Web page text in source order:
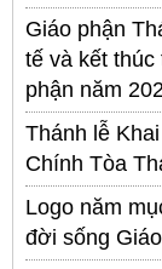
Giáo phận
tế và kết thúc
phận năm
Thánh lễ
Chính Tòa
Logo năm
đời sống